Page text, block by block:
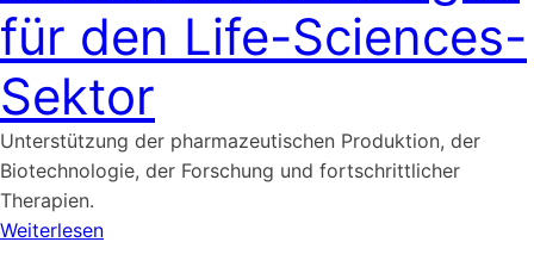
für den Life-Sciences-
Sektor
Unterstützung der pharmazeutischen Produktion, der
Biotechnologie, der Forschung und fortschrittlicher
Therapien.
Weiterlesen